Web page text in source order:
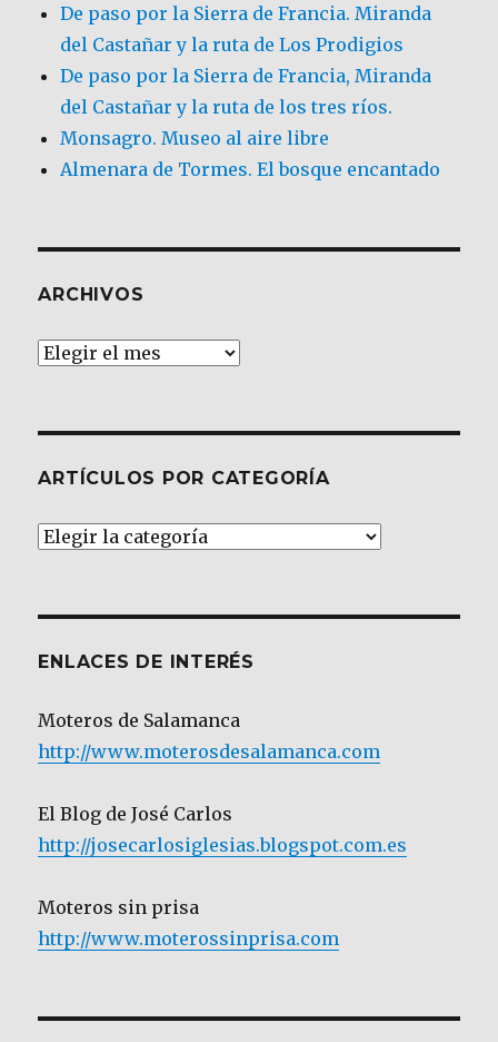
De paso por la Sierra de Francia. Miranda
del Castañar y la ruta de Los Prodigios
De paso por la Sierra de Francia, Miranda
del Castañar y la ruta de los tres ríos.
Monsagro. Museo al aire libre
Almenara de Tormes. El bosque encantado
ARCHIVOS
Archivos
ARTÍCULOS POR CATEGORÍA
Artículos
ENLACES DE INTERÉS
Moteros de Salamanca
http://www.moterosdesalamanca.com
El Blog de José Carlos
http://josecarlosiglesias.blogspot.com.es
Moteros sin prisa
http://www.moterossinprisa.com